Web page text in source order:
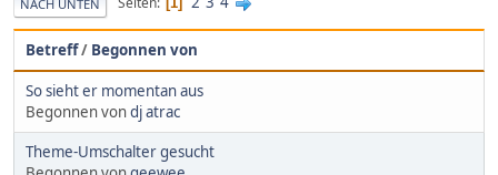
NACH UNTEN
Betreff/ Begonnen von
So sieht er momentan aus
Begonnen vondj atrac
Theme-Umschalter gesucht